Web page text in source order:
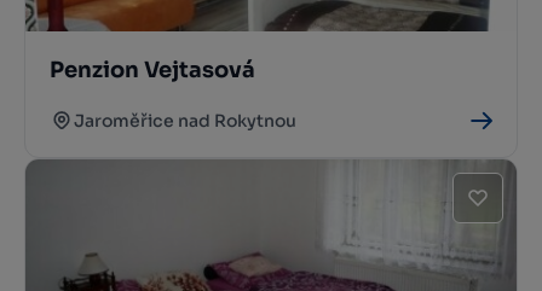
Penzion Vejtasová
Jaroměřice nad Rokytnou